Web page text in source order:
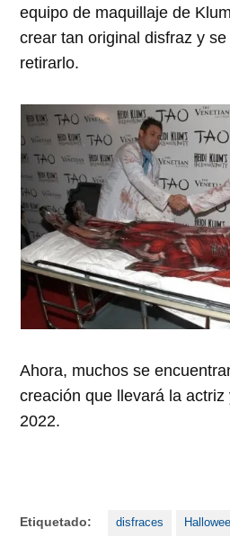
equipo de maquillaje de
crear tan original disfraz y
retirarlo.
Ahora, muchos se
creación que llevará la
2022.
Etiquetado: disfraces